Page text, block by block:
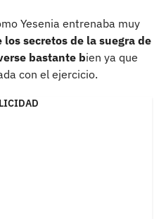
Yesenia entrenaba muy
los secretos de la suegra de
bastante bien ya que
con el ejercicio.